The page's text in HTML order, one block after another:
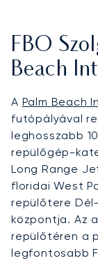
FBO
Beach
A Palm Beach
futópályával
leghosszabb
repülőgép-
Long Range
floridai West
repülőtere
központja. Az
repülőtéren a
legfontosabb